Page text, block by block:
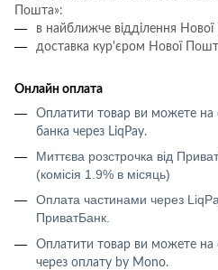
Пошта»:
в найближче відділення
доставка кур'єром Нової
Онлайн оплата
Оплатити товар ви можете на
банка через LiqPay.
Миттєва розстрочка від
(комісія 1.9% в місяць)
Оплата частинами через
ПриватБанк.
Оплатити товар ви можете на
через оплату by Mono.